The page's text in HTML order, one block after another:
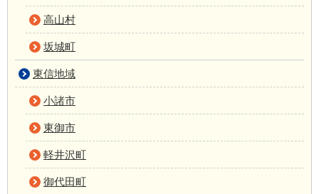
高山村
坂城町
東信地域
小諸市
東御市
軽井沢町
御代田町